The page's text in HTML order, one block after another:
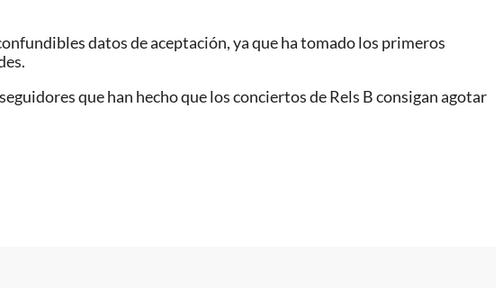
datos de aceptación, ya que ha tomado los primeros
que han hecho que los conciertos de Rels B consigan agotar